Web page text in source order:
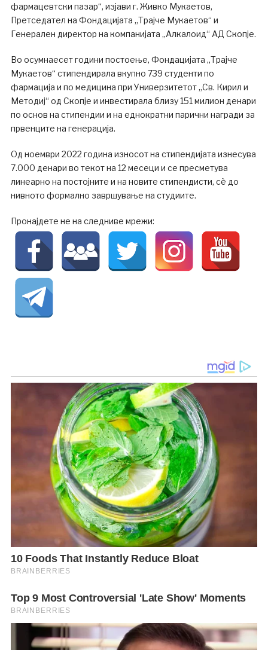
фармацевтски пазар“, изјави г. Живко Мукаетов,
Претседател на Фондацијата „Трајче Мукаетов“ и
Генерален директор на компанијата „Алкалоид“ АД Скопје.
Во осумнаесет години постоење, Фондацијата „Трајче
Мукаетов“ стипендирала вкупно 739 студенти по
фармација и по медицина при Универзитетот „Св. Кирил и
Методиј“ од Скопје и инвестирала близу 151 милион денари
по основ на стипендии и на еднократни парични награди за
првенците на генерација.
Oд ноември 2022 година износот на стипендијата изнесува
7.000 денари во текот на 12 месеци и се пресметува
линеарно на постојните и на новите стипендисти, сѐ до
нивното формално завршување на студиите.
Пронајдете не на следниве мрежи: